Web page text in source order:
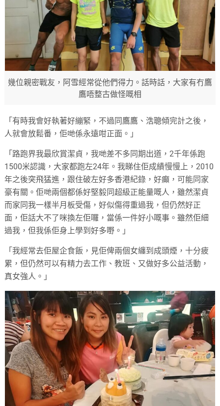
幾位親密戰友，阿雪經常從他們得力。話時話，大家有冇鷹
鷹唔整古做怪嘅相
「有時我會好執著好繃緊，不過同鷹鷹、浩聰傾完計之後，
人就會放鬆番，佢哋係永遠咁正面。」
「路跑界我最欣賞潔貞，我哋差不多同期出道，2千年係跑
1500米認識，大家都跑左24年。我睇住佢成績慢慢上，2010
年之後突飛猛進，跟住破左好多香港紀錄，好癲，可能同家
豪有關。佢哋兩個都係好堅毅同超級正能量嘅人，雖然潔貞
而家同我一樣半月板受傷，好似傷得重過我，但仍然好正
面，佢話大不了咪換左佢囉，當係一件好小嘅事。雖然佢細
過我，但我係佢身上學到好多嘢。」
「我經常去佢屋企食飯，見佢俾兩個女纏到成頭煙，十分疲
累，但仍然可以有精力去工作、教班、又做好多公益活動，
真女強人。」